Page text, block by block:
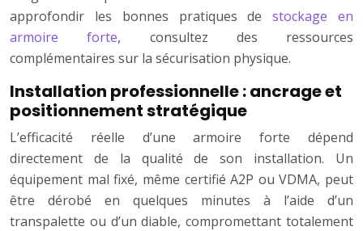
approfondir les bonnes pratiques destockage en
armoire forte, consultez des ressources
complémentaires sur la sécurisation physique.
Installation professionnelle : ancrage et
positionnement stratégique
L’efficacité réelle d’une armoire forte dépend
directement de la qualité de son installation. Un
équipement mal fixé, même certifié A2P ou VDMA, peut
être dérobé en quelques minutes à l’aide d’un
transpalette ou d’un diable, compromettant totalement